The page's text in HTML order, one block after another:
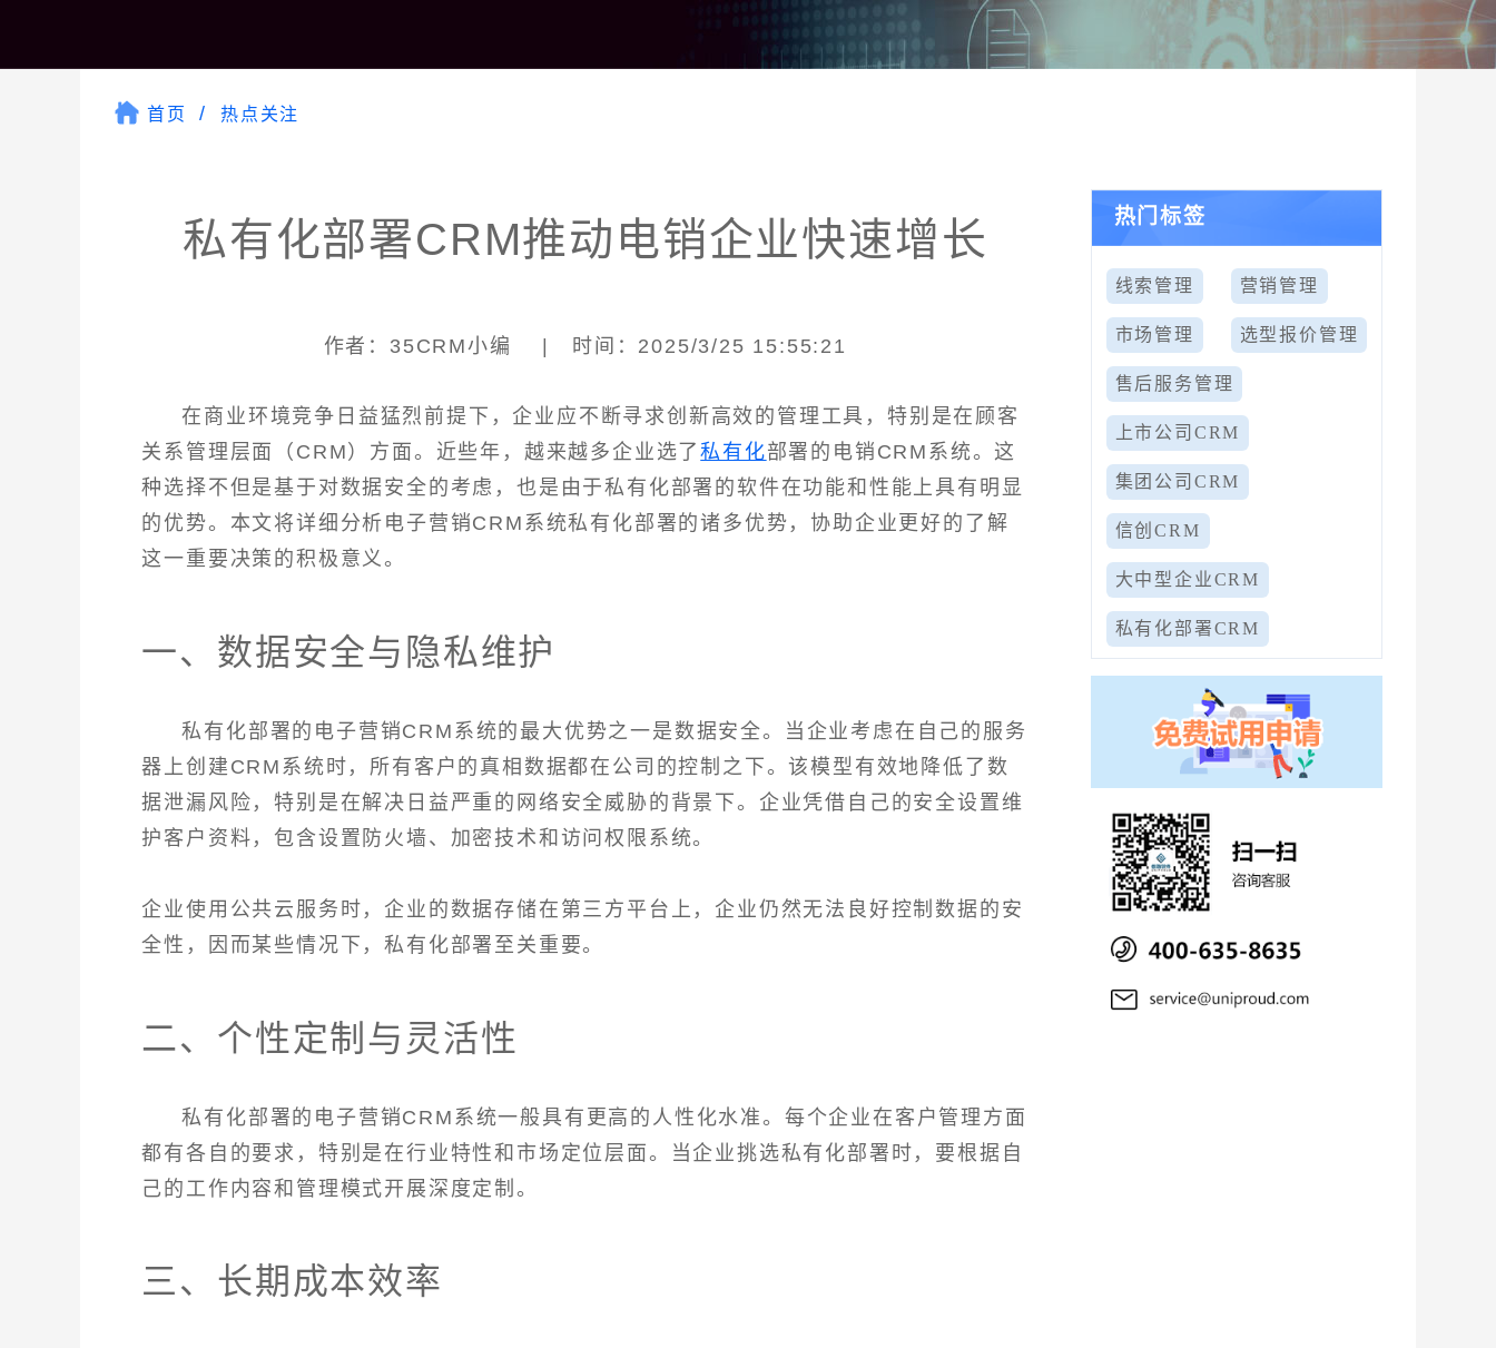
首页 热点关注
私有化部署CRM推动电销企业快速增长
作者：35CRM小编 | 时间：2025/3/25 15:55:21
在商业环境竞争日益猛烈前提下，企业应不断寻求创新高效的管理工具，特别是在顾客
关系管理层面（CRM）方面。近些年，越来越多企业选了私有化部署的电销CRM系统。这
种选择不但是基于对数据安全的考虑，也是由于私有化部署的软件在功能和性能上具有明显
的优势。本文将详细分析电子营销CRM系统私有化部署的诸多优势，协助企业更好的了解
这一重要决策的积极意义。
一、数据安全与隐私维护
私有化部署的电子营销CRM系统的最大优势之一是数据安全。当企业考虑在自己的服务
器上创建CRM系统时，所有客户的真相数据都在公司的控制之下。该模型有效地降低了数
据泄漏风险，特别是在解决日益严重的网络安全威胁的背景下。企业凭借自己的安全设置维
护客户资料，包含设置防火墙、加密技术和访问权限系统。
企业使用公共云服务时，企业的数据存储在第三方平台上，企业仍然无法良好控制数据的安
全性，因而某些情况下，私有化部署至关重要。
二、个性定制与灵活性
私有化部署的电子营销CRM系统一般具有更高的人性化水准。每个企业在客户管理方面
都有各自的要求，特别是在行业特性和市场定位层面。当企业挑选私有化部署时，要根据自
己的工作内容和管理模式开展深度定制。
三、长期成本效率
热门标签
线索管理 营销管理
市场管理 选型报价管理
售后服务管理
上市公司CRM
集团公司CRM
信创CRM
大中型企业CRM
私有化部署CRM